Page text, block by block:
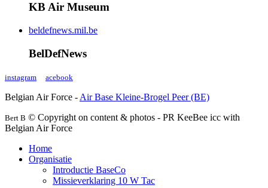
KB Air Museum
beldefnews.mil.be
BelDefNews
instagram acebook
Belgian Air Force - Air Base Kleine-Brogel Peer (BE)
Bert B © Copyright on content & photos - PR KeeBee icc with
Belgian Air Force
Home
Organisatie
Introductie BaseCo
Missieverklaring 10 W Tac